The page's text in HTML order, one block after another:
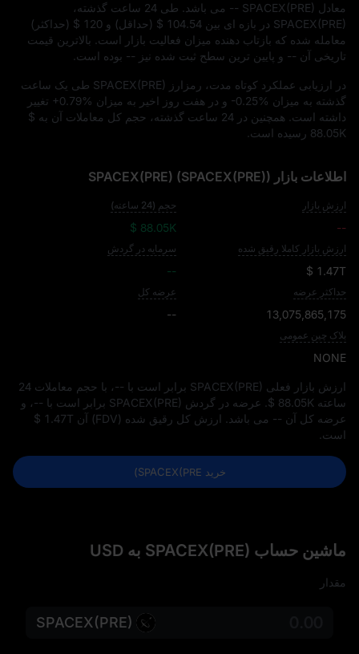
معادل -- SPACEX(PRE)
می‌ باشد. طی 24 ساعت گذشته،
SPACEX(PRE) در بازه‌ ای بین
$ 104.54 (حداقل) و $ 120 (حداکثر)
معامله شده که بازتاب‌ دهنده میزان فعالیت بازار است. بالاترین قیمت
تاریخی آن -- و پایین‌ ترین سطح ثبت‌ شده نیز -- بوده است.
در ارزیابی عملکرد کوتاه‌ مدت، رمزارز SPACEX(PRE) طی یک ساعت
گذشته به میزان -0.25% و در هفت روز اخیر به میزان +0.79% تغییر
داشته است. همچنین در 24 ساعت گذشته، حجم کل معاملات آن به
$
88.05K رسیده است.
اطلاعات بازار SPACEX(PRE) (SPACEX(PRE))
ارزش بازار
--
حجم (24 ساعته)
$ 88.05K
ارزش بازار کاملا رقیق شده
$ 1.47T
سرمایه در گردش
--
حداکثر عرضه
13,075,865,175
عرضه کل
--
بلاک چین عمومی
NONE
ارزش بازار فعلی SPACEX(PRE) برابر است با --
، با حجم معاملات 24
ساعته $ 88.05K . عرضه در گردش SPACEX(PRE) برابر است با --، و
عرضه کل آن -- می‌ باشد. ارزش کل رقیق‌ شده (FDV) آن
$ 1.47T
است.
خرید SPACEX(PRE)
ماشین حساب SPACEX(PRE) به USD
مقدار
SPACEX(PRE)